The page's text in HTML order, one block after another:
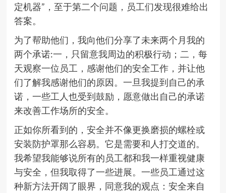
定机器”，至于第二个问题，员工们发现很难给出
答案。
为了帮助他们，我向他们分享了未来两个月我的
两个承诺:一，只留意我周边的积极行动；二，每
天观察一位员工，感谢他们的安全工作，并让他
们了解我感谢他们的原因。一旦我提到自己的承
诺，一些工人也受到鼓励，愿意做出自己的承诺
来改善工作场所的安全。
正如你所看到的，安全并不像更换磨损的螺栓或
安装防护罩那么容易。它是需要和人打交道的。
我希望我能够说所有的员工都和我一样重视健康
与安全，但我取得了一些进展。一些员工通过这
种新方法开阔了眼界，同意我的观点：安全来自